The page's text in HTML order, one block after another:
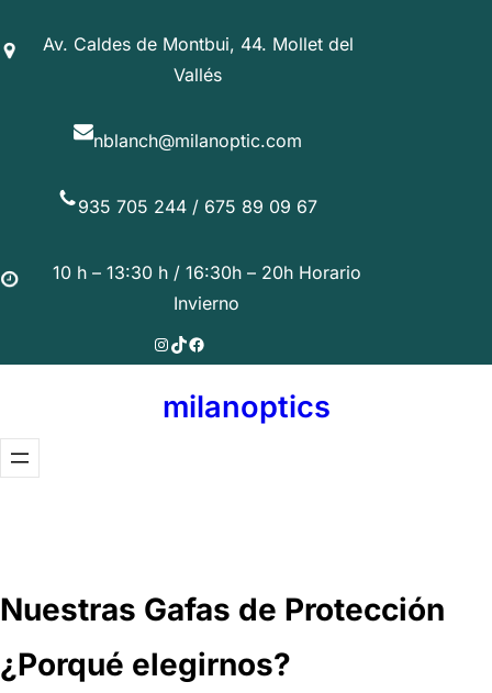
al
Av. Caldes de Montbui, 44. Mollet del
Vallés
nblanch@milanoptic.com
935 705 244 / 675 89 09 67
10 h – 13:30 h / 16:30h – 20h Horario
Invierno
Instagram
TikTok
Facebook
milanoptics
Nuestras Gafas de Protección
¿Porqué elegirnos?